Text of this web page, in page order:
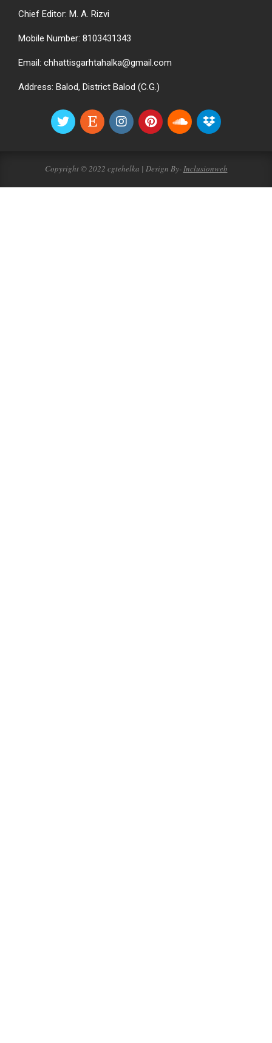
Chief Editor: M. A. Rizvi
Mobile Number: 8103431343
Email: chhattisgarhtahalka@gmail.com
Address: Balod, District Balod (C.G.)
Copyright © 2022 cgtehelka | Design By-Inclusionweb